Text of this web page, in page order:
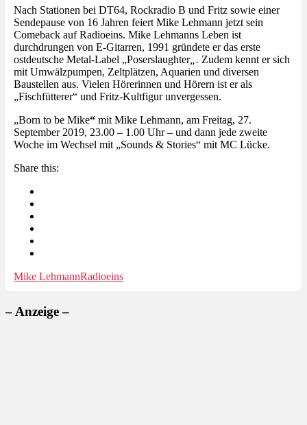
Nach Stationen bei DT64, Rockradio B und Fritz sowie einer
Sendepause von 16 Jahren feiert Mike Lehmann jetzt sein
Comeback auf Radioeins. Mike Lehmanns Leben ist
durchdrungen von E-Gitarren, 1991 gründete er das erste
ostdeutsche Metal-Label „Poserslaughter„. Zudem kennt er sich
mit Umwälzpumpen, Zeltplätzen, Aquarien und diversen
Baustellen aus. Vielen Hörerinnen und Hörern ist er als
„Fischfütterer“ und Fritz-Kultfigur unvergessen.
„Born to be Mike“ mit Mike Lehmann, am Freitag, 27.
September 2019, 23.00 – 1.00 Uhr – und dann jede zweite
Woche im Wechsel mit „Sounds & Stories“ mit MC Lücke.
Share this:
Mike LehmannRadioeins
– Anzeige –